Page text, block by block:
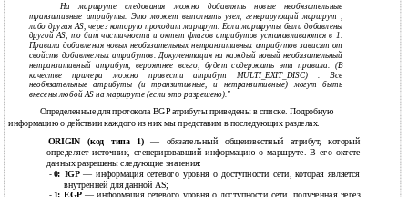
На маршруте следования можно добавлять новые необязательные
транзитивные атрибуты. Это может выполнять узел, генерирующий маршрут ,
либо другая AS, через которую проходит маршрут. Если маршруты были добавлены
другой AS, то бит частичности и октет флагов атрибутов устанавливаются в 1.
Правила добавления новых необязательных нетранзитивных атрибутов зависят от
свойств добавляемых атрибутов. Документация на каждый новый необязательный
нетранзитивный атрибут, вероятнее всего, будет содержать эти правила. (В
качестве примера можно привести атрибут MULTI_EXIT_DISC) . Все
необязательные атрибуты (и транзитивные, и нетранзитивные) могут быть
внесены любой AS на маршруте (если это разрешено)."
Определенные для протокола BGP атрибуты приведены в списке. Подробную
информацию о действии каждого из них мы представим в последующих разделах.
ORIGIN (код типа 1)— обязательный общеизвестный атрибут, который
определяет источник, сгенерировавший информацию о маршруте. В его октете
данных разрешены следующие значения:
- 0: IGP— информация сетевого уровня о доступности сети, которая является
внутренней для данной AS;